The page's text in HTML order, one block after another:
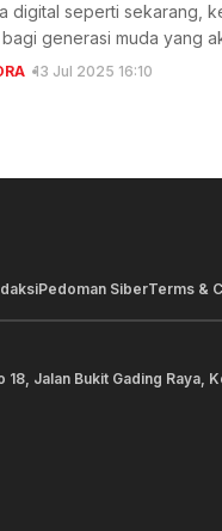
digital seperti sekarang,
generasi muda yang
13 Jul 2025 16:10
Pedoman SiberTerms &
Jalan Bukit Gading Raya,